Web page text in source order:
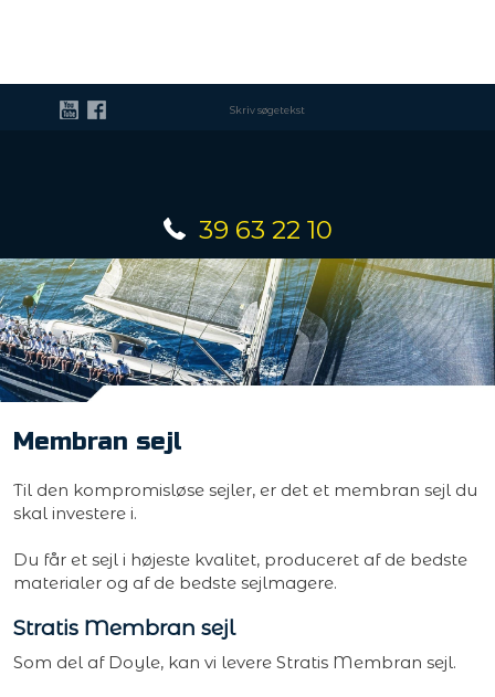
39 63 22 10
Membran sejl​
Til den kompromisløse sejler, er det et membran sejl du
skal investere i.
Du får et sejl i højeste kvalitet, produceret af de bedste
materialer og af de bedste sejlmagere.
Stratis Membran sejl
Som del af Doyle, kan vi levere Stratis Membran sejl.